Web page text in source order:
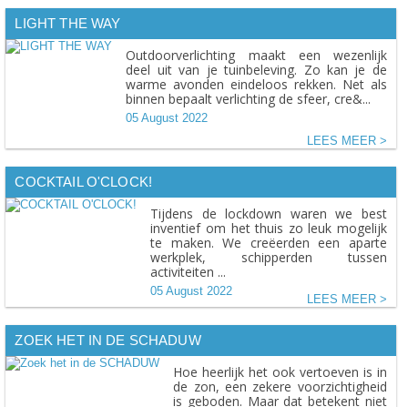
LIGHT THE WAY
Outdoorverlichting maakt een wezenlijk
deel uit van je tuinbeleving. Zo kan je de
warme avonden eindeloos rekken. Net als
binnen bepaalt verlichting de sfeer, cre&...
05 August 2022
LEES MEER
COCKTAIL O'CLOCK!
Tijdens de lockdown waren we best
inventief om het thuis zo leuk mogelijk
te maken. We creëerden een aparte
werkplek, schipperden tussen
activiteiten ...
05 August 2022
LEES MEER
ZOEK HET IN DE SCHADUW
Hoe heerlijk het ook vertoeven is in
de zon, een zekere voorzichtigheid
is geboden. Maar dat betekent niet